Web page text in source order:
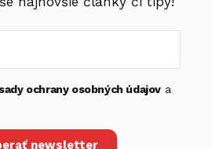
ochrany osobných údajova
newsletter